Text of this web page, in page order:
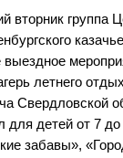
вторник группа
выездное
летнего
Свердловской
для детей от 7
забавы»,